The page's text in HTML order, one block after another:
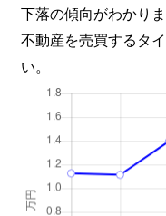
下落の傾向がわかりま
不動産を売買するタ
い。